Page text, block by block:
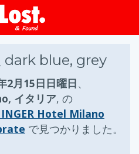
プ
dark blue, grey
2月15日日曜日、
イタリア, の
Hotel Milano
で見つかりました。